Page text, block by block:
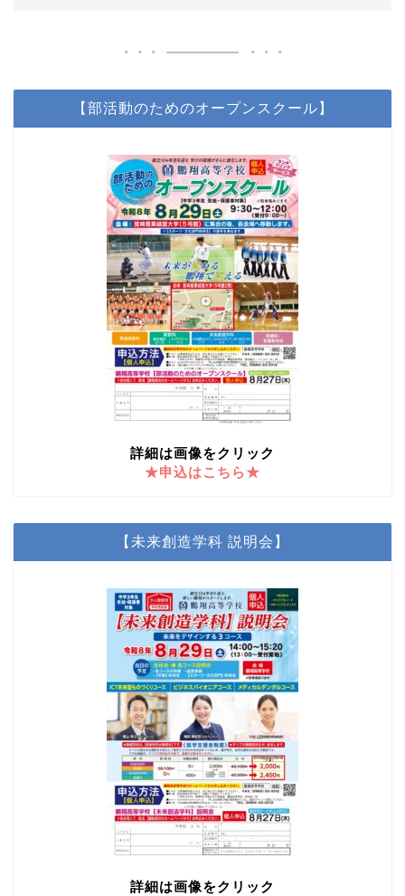
【部活動のためのオープンスクール】
詳細は画像をクリック
★申込はこちら★
【未来創造学科 説明会】
詳細は画像をクリック